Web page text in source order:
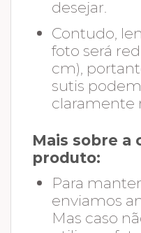
desejar.
Contudo,
foto será
cm),
sutis
claramente
Mais sobre a
produto:
Para
enviamos
Mas caso